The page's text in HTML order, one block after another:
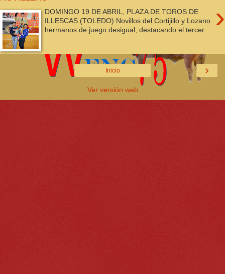
›
DOMINGO 19 DE ABRIL, PLAZA DE TOROS DE
ILLESCAS (TOLEDO) Novillos del Cortijillo y Lozano
hermanos de juego desigual, destacando el tercer...
›
Inicio
Ver versión web